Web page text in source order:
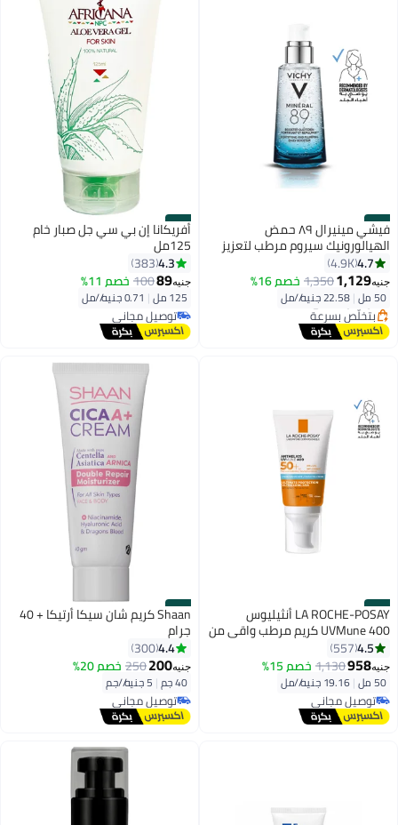
#39 فيشي مينيرال ٨٩ حمض
الهيالورونيك سيروم مرطب لتعزيز
البشرة لجميع أنواع البشرة
50ملليلتر
4.7
4.9K
جنيه1,129
1,350خصم 16%
50 مل |22.58 جنيه/⁨/مل⁩
أقل سعر في 7 يوم
توصيل مجاني
بتخلّص بسرعة
أقل سعر في 7 يوم
#40
أفريكانا إن بي سي جل صبار خام
125مل
4.3
383
جنيه89
100 خصم 11%
125 مل |
توصيل مجاني
تم بيع +510 مؤخرًا
توصيل مجاني
#41 LA ROCHE-POSAY أنثيليوس
UVMune 400 كريم مرطب واقي من
الشمس SPF50+ 50 مل
4.5
557
جنيه958
1,130خصم 15%
50 مل |19.16 جنيه/⁨/مل⁩
توصيل مجاني
توصيل مجاني
#42 Shaan كريم شان سيكا أرتيكا + 40
جرام
4.4
300
جنيه200
250 خصم 20%
40 جم |
توصيل مجاني
تم بيع +350 مؤخرًا
توصيل مجاني